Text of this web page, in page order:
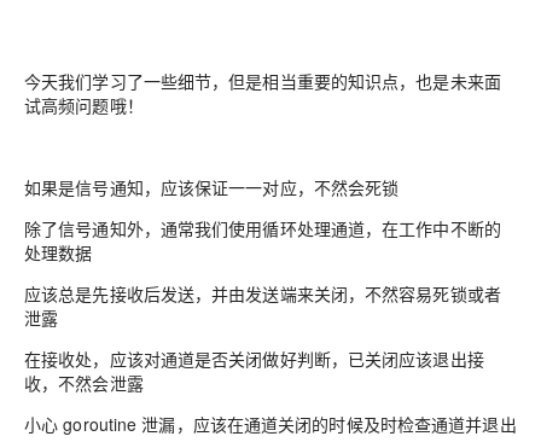
今天我们学习了一些细节，但是相当重要的知识点，也是未来面
试高频问题哦！
如果是信号通知，应该保证一一对应，不然会死锁
除了信号通知外，通常我们使用循环处理通道，在工作中不断的
处理数据
应该总是先接收后发送，并由发送端来关闭，不然容易死锁或者
泄露
在接收处，应该对通道是否关闭做好判断，已关闭应该退出接
收，不然会泄露
小心 goroutine 泄漏，应该在通道关闭的时候及时检查通道并退出